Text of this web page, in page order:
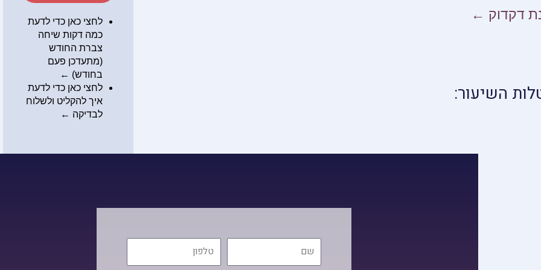
דקדוק ←
השיעור:
לחצי כאן כדי לדעת
כמה דקות שיחה
צברת החודש
(מתעדכן פעם
בחודש) ←
לחצי כאן כדי לדעת
איך להקליט ולשלוח
לבדיקה ←
טלפון